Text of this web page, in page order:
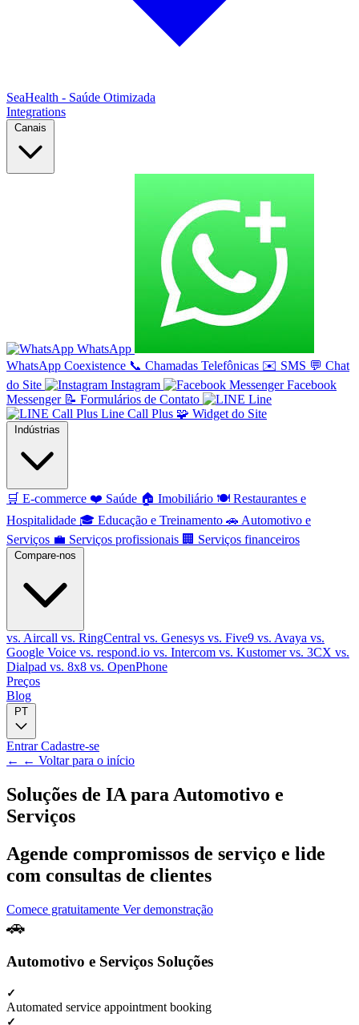
SeaHealth - Saúde Otimizada
Integrations
Canais
WhatsApp
WhatsApp Coexistence 📞 Chamadas Telefônicas ✉️ SMS 💬 Chat
do Site
Instagram
Facebook
Messenger 📝 Formulários de Contato
Line
Line Call Plus 🧩 Widget do Site
Indústrias
🛒 E-commerce ❤️ Saúde 🏠 Imobiliário 🍽️ Restaurantes e
Hospitalidade 🎓 Educação e Treinamento 🚗 Automotivo e
Serviços 💼 Serviços profissionais 🏢 Serviços financeiros
Compare-nos
vs. Aircall vs. RingCentral vs. Genesys vs. Five9 vs. Avaya vs.
Google Voice vs. respond.io vs. Intercom vs. Kustomervs. 3CX vs.
Dialpad vs. 8x8 vs. OpenPhone
Preços
Blog
PT
EntrarCadastre-se
← ← Voltar para o início
Soluções de IA para Automotivo e
Serviços
Agende compromissos de serviço e lide
com consultas de clientes
Comece gratuitamente Ver demonstração
Automotivo e Serviços Soluções
Automated service appointment booking